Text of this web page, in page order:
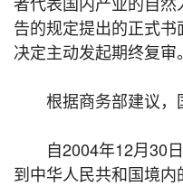
告的规定提出的正式
决定主动发起期终复审。
根据商务部建议，
自2004年12月30日
到中华人民共和国境内